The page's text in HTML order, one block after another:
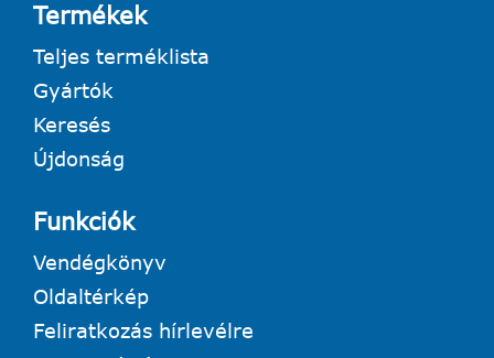
Termékek
Teljes terméklista
Gyártók
Keresés
Újdonság
Funkciók
Vendégkönyv
Oldaltérkép
Feliratkozás hírlevélre